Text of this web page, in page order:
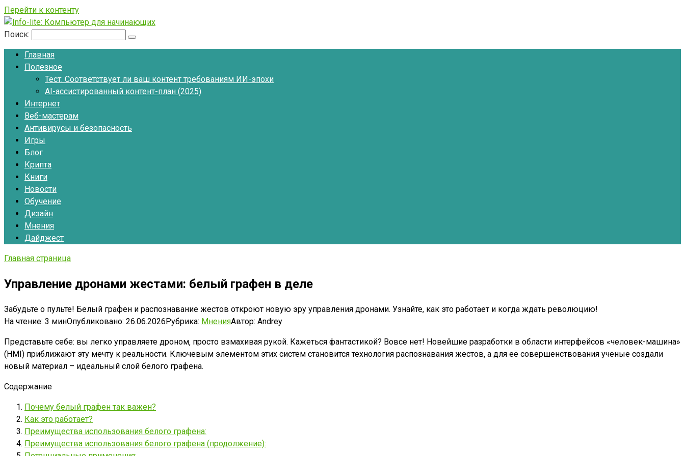
Перейти к контенту
Поиск:
Главная
Полезное
Тест: Соответствует ли ваш контент требованиям ИИ-эпохи
AI-ассистированный контент-план (2025)
Интернет
Веб-мастерам
Антивирусы и безопасность
Игры
Блог
Крипта
Книги
Новости
Обучение
Дизайн
Мнения
Дайджест
Главная страница
Управление дронами жестами: белый графен в деле
Забудьте о пульте! Белый графен и распознавание жестов откроют новую эру управления дронами. Узнайте, как это работает и когда ждать революцию!
На чтение: 3 минОпубликовано: 26.06.2026Рубрика: МненияАвтор: Andrey
Представьте себе: вы легко управляете дроном‚ просто взмахивая рукой. Кажеться фантастикой? Вовсе нет! Новейшие разработки в области интерфейсов «человек-машина»
(HMI) приближают эту мечту к реальности. Ключевым элементом этих систем становится технология распознавания жестов‚ а для её совершенствования ученые создали
новый материал – идеальный слой белого графена.
Содержание
Почему белый графен так важен?
Как это работает?
Преимущества использования белого графена:
Преимущества использования белого графена (продолжение):